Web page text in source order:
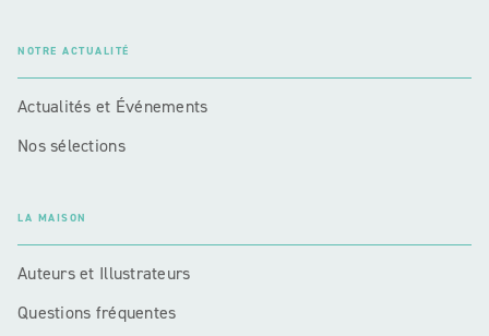
NOTRE ACTUALITÉ
Actualités et Événements
Nos sélections
LA MAISON
Auteurs et Illustrateurs
Questions fréquentes